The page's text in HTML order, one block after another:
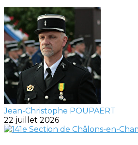
Jean-Christophe POUPAERT
22 juillet 2026